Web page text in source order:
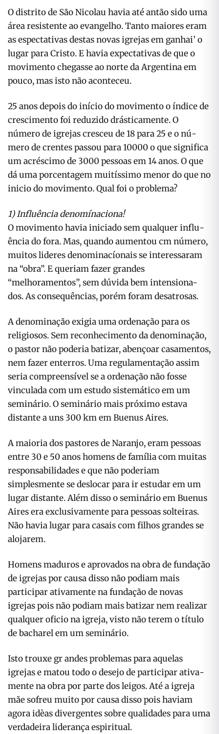
O distrito de São Nicolau havia até antão sido uma
área resistente ao evangelho. Tanto maiores eram
as espectativas destas novas igrejas em ganhai’ o
lugar para Cristo. E havia expectativas de que o
movimento chegasse ao norte da Argen­tina em
pouco, mas isto não aconteceu.
25 anos depois do início do movimento o índi­ce de
crescimento foi reduzido drásticamente. O
número de igrejas cresceu de 18 para 25 e o nú­
mero de crentes passou para 10000 o que signifi­ca
um acréscimo de 3000 pessoas em 14 anos. O que
dá uma porcentagem muitíssimo menor do que no
inicio do movimento. Qual foi o pro­blema?
1) Influência denomínaciona!
O movimento havia iniciado sem qualquer influ­
ência do fora. Mas, quando aumentou cm núme­ro,
muitos lideres denominacíonais se interes­saram
na “obra”. E queriam fazer grandes
“melhoramentos”, sem dúvida bem intensiona-
dos. As consequências, porém foram desatrosas.
A denominação exigia uma ordenação para os
religiosos. Sem reconhecimento da denomi­nação,
o pastor não poderia batizar, abençoar casamentos,
nem fazer enterros. Uma regula­mentação assim
seria compreensível se a ordena­ção não fosse
vinculada com um estudo sistemá­tico em um
seminário. O seminário mais próximo estava
distante a uns 300 km em Buenus Aires.
A maioria dos pastores de Naranjo, eram pes­soas
entre 30 e 50 anos homens de família com muitas
responsabilidades e que não poderiam
simplesmente se deslocar para ir estudar em um
lugar distante. Além disso o seminário em Bue­nus
Aires era exclusivamente para pessoas soltei­ras.
Não havia lugar para casais com filhos grandes se
alojarem.
Homens maduros e aprovados na obra de fundação
de igrejas por causa disso não podiam mais
participar ativamente na fundação de novas
igrejas pois não podiam mais batizar nem realizar
qualquer oficio na igreja, visto não terem o título
de bacharel em um seminário.
Isto trouxe gr andes problemas para aquelas
igrejas e matou todo o desejo de participar ativa­
mente na obra por parte dos leigos. Até a igreja
mãe sofreu muito por causa disso pois haviam
agora idèas divergentes sobre qualidades para uma
verdadeira liderança espiritual.